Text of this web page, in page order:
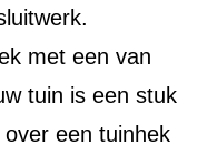
met een van
tuin is een stuk
een tuinhek